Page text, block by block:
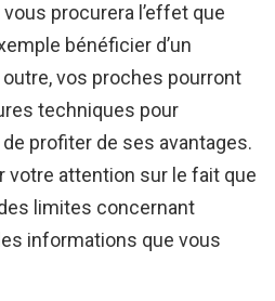
procurera l’effet que
bénéficier d’un
vos proches pourront
techniques pour
profiter de ses avantages.
votre attention sur le fait que
limites concernant
informations que vous